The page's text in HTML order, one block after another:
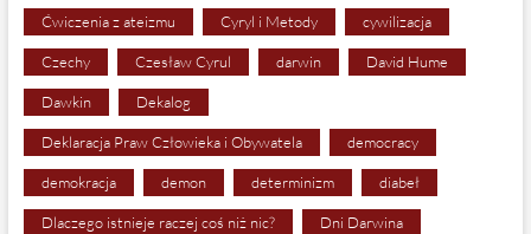
Ćwiczenia z ateizmu Cyryl i Metody cywilizacja
Czechy Czesław Cyrul darwin David Hume
Dawkin Dekalog
Deklaracja Praw Człowieka i Obywatela democracy
demokracja demon determinizm diabeł
Dlaczego istnieje raczej coś niż nic? Dni Darwina